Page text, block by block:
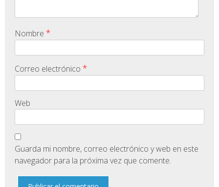
Nombre *
Correo electrónico *
Web
Guarda mi nombre, correo electrónico y web en este
navegador para la próxima vez que comente.